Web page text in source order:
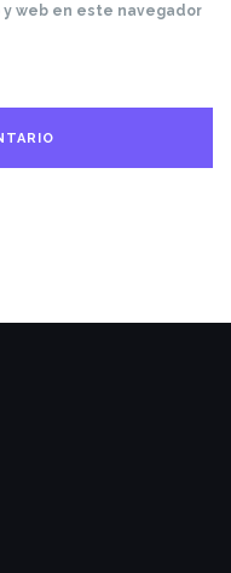
y web en este navegador